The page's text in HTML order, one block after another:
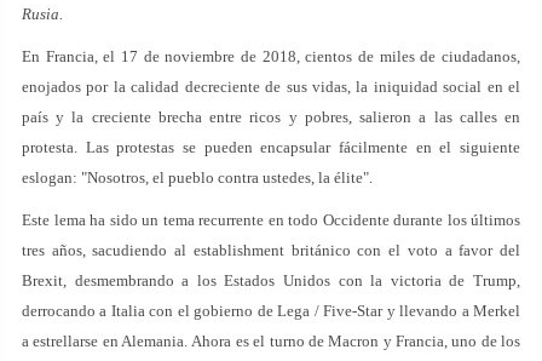
Rusia.
En Francia, el 17 de noviembre de 2018, cientos de miles de ciudadanos,
enojados por la calidad decreciente de sus vidas, la iniquidad social en el
país y la creciente brecha entre ricos y pobres, salieron a las calles en
protesta. Las protestas se pueden encapsular fácilmente en el siguiente
eslogan: "Nosotros, el pueblo contra ustedes, la élite".
Este lema ha sido un tema recurrente en todo Occidente durante los últimos
tres años, sacudiendo al establishment británico con el voto a favor del
Brexit, desmembrando a los Estados Unidos con la victoria de Trump,
derrocando a Italia con el gobierno de Lega / Five-Star y llevando a Merkel
a estrellarse en Alemania. Ahora es el turno de Macron y Francia, uno de los